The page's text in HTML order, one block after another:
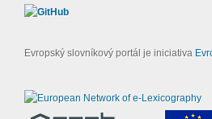
Evropský slovníkový portál je iniciativa